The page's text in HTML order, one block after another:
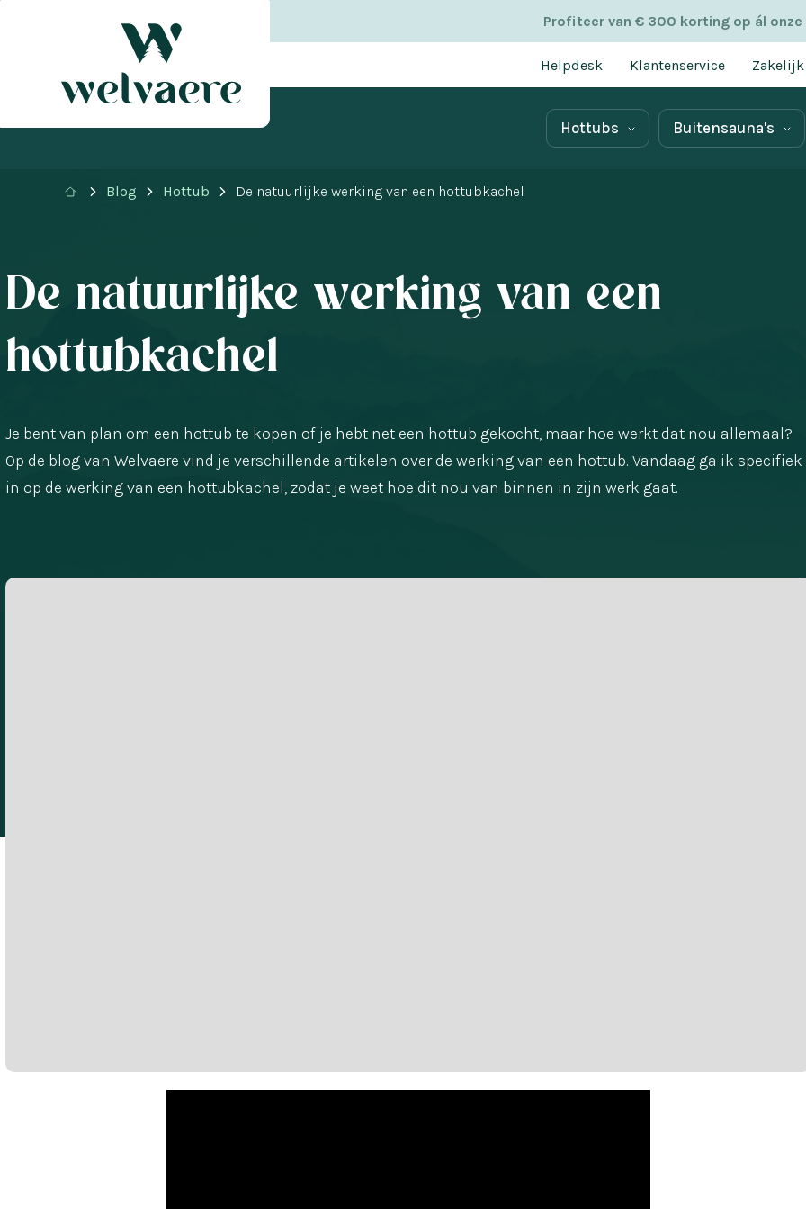
Profiteer van € 300 korting op ál
Helpdesk Klantenservice Zakelijk
Hottubs Buitensauna's
Blog Hottub De natuurlijke werking van een hottubkachel
De natuurlijke werking van een
hottubkachel
Je bent van plan om een hottub te kopen of je hebt net een hottub gekocht, maar hoe werkt dat nou allemaal?
Op de blog van Welvaere vind je verschillende artikelen over de werking van een hottub. Vandaag ga ik specifiek
in op de werking van een hottubkachel, zodat je weet hoe dit nou van binnen in zijn werk gaat.